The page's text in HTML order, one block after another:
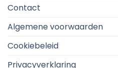
Contact
Algemene voorwaarden
Cookiebeleid
Privacyverklaring